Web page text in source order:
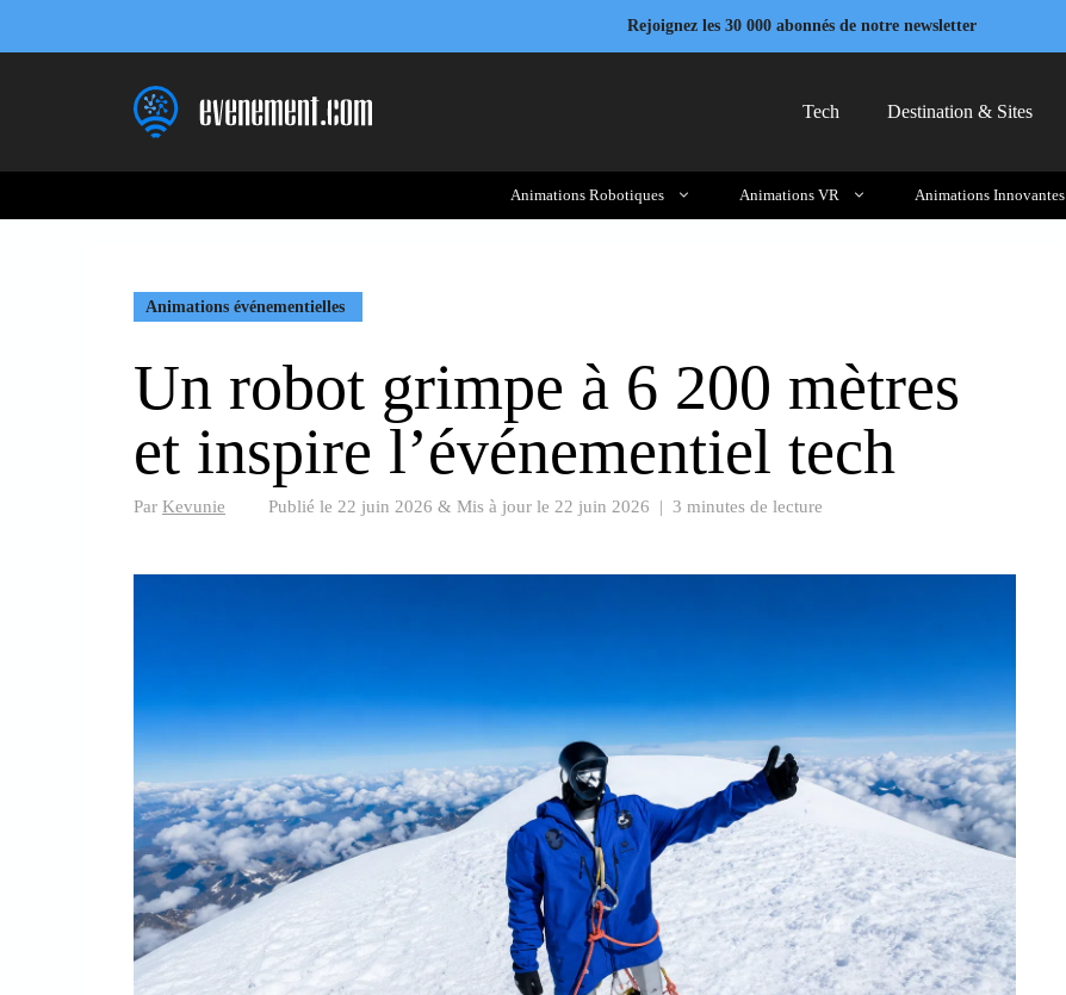
Rejoignez les 30 000 abonnés de notre newsletter
Tech Destination & Sites
Animations Robotiques Animations VR Animations Innovantes
Animations événementielles
Un robot grimpe à 6 200 mètres
et inspire l’événementiel tech
Par Kevunie Publié le 22 juin 2026 & Mis à jour le 22 juin 2026 | 3 minutes de lecture